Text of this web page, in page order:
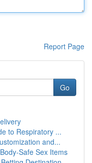
Report Page
Go
to Respiratory ...
and...
Safe Sex Items